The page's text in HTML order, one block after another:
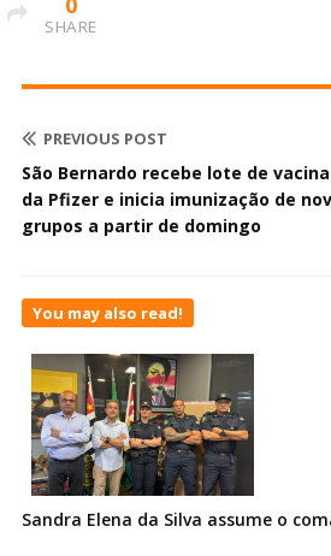
SHARE
PREVIOUS POST
São Bernardo recebe lote de
da Pfizer e inicia imunização de
grupos a partir de domingo
You may also read!
Sandra Elena da Silva assume o